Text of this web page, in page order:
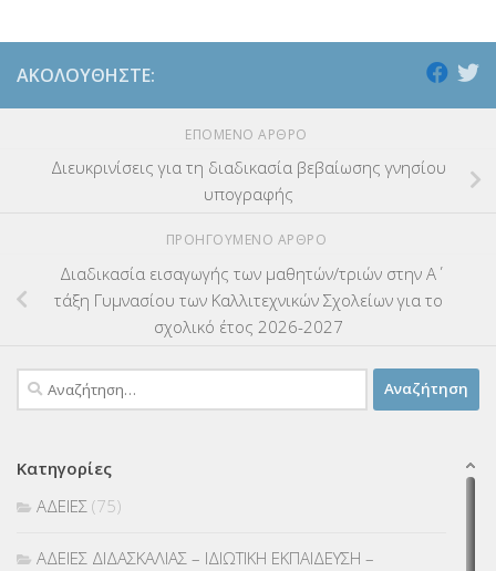
ΑΚΟΛΟΥΘΉΣΤΕ:
ΕΠΌΜΕΝΟ ΆΡΘΡΟ
Διευκρινίσεις για τη διαδικασία βεβαίωσης γνησίου
υπογραφής
ΠΡΟΗΓΟΎΜΕΝΟ ΆΡΘΡΟ
Διαδικασία εισαγωγής των μαθητών/τριών στην Α΄
τάξη Γυμνασίου των Καλλιτεχνικών Σχολείων για το
σχολικό έτος 2026-2027
Αναζήτηση
για:
Κατηγορίες
ΑΔΕΙΕΣ (75)
ΑΔΕΙΕΣ ΔΙΔΑΣΚΑΛΙΑΣ – ΙΔΙΩΤΙΚΗ ΕΚΠΑΙΔΕΥΣΗ –